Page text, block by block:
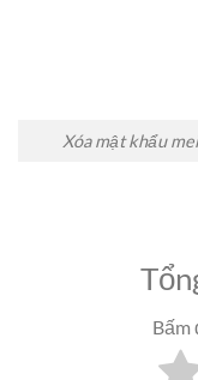
Xóa mật khẩu
Bấm